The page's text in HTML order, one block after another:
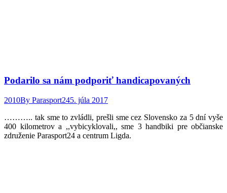
Podarilo sa nám podporiť handicapovaných
2010By Parasport245. júla 2017
……….. tak sme to zvládli, prešli sme cez Slovensko za 5 dní vyše
400 kilometrov a ,,vybicyklovali,, sme 3 handbiki pre občianske
združenie Parasport24 a centrum Ligda.